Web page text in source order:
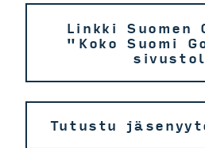
Linkki
"Koko Suomi
Tutustu